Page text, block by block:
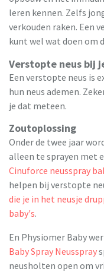
leren kennen. Zelfs
verkouden raken. Een
kunt wel wat doen om
Verstopte neus bij
Een verstopte neus is
hun neus ademen.
je dat meteen.
Zoutoplossing
Onder de twee jaar
alleen te sprayen met
Cinuforce neusspray
helpen bij verstopte
die je in het neusje
baby's.
En Physiomer Baby
Baby Spray Neusspray
neusholten open om